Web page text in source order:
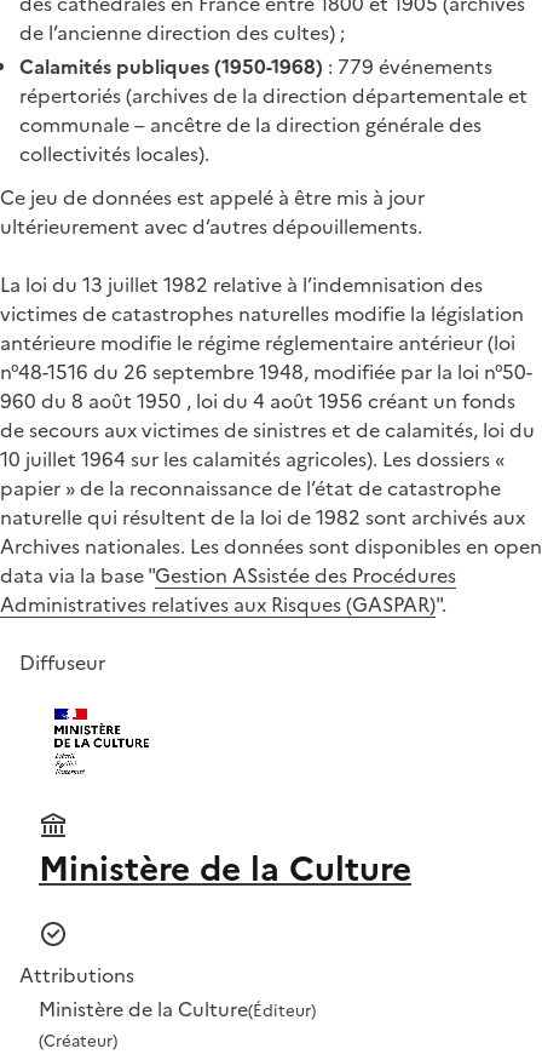
de l’ancienne direction des cultes) ;
Calamités publiques (1950-1968) : 779 événements
répertoriés (archives de la direction départementale et
communale – ancêtre de la direction générale des
collectivités locales).
Ce jeu de données est appelé à être mis à jour
ultérieurement avec d’autres dépouillements.
La loi du 13 juillet 1982 relative à l’indemnisation des
victimes de catastrophes naturelles modifie la législation
antérieure modifie le régime réglementaire antérieur (loi
n°48-1516 du 26 septembre 1948, modifiée par la loi n°50-
960 du 8 août 1950 , loi du 4 août 1956 créant un fonds
de secours aux victimes de sinistres et de calamités, loi du
10 juillet 1964 sur les calamités agricoles). Les dossiers «
papier » de la reconnaissance de l’état de catastrophe
naturelle qui résultent de la loi de 1982 sont archivés aux
Archives nationales. Les données sont disponibles en open
data via la base "Gestion ASsistée des Procédures
Administratives relatives aux Risques (GASPAR)".
Diffuseur
Ministère de la Culture
Attributions
Ministère de la Culture(Éditeur)
(Créateur)